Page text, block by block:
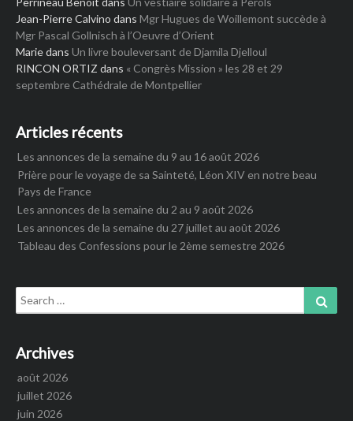
Jean-Pierre Calvino dans Mgr Hugues de Woillemont succède à
Mgr Pascal Gollnisch à l’Oeuvre d’Orient
Mariedans Un livre bouleversant de Djamila Djelloul
RINCON ORTIZ dans « Congrès Mission » les 28 et 29
septembre Cathédrale de Montpellier
Articles récents
Les annonces de la semaine du 9 au 16 août 2026
Prière pour le voyage de sa Sainteté, Léon XIV en notre beau
Pays de France
Les annonces de la semaine du 2 au 9 août 2026
Les annonces de la semaine du 27 juillet au août 2026
Tableau des Confessions pour le 2ème semestre 2026
Search
for:
Archives
août 2026
juillet 2026
juin 2026